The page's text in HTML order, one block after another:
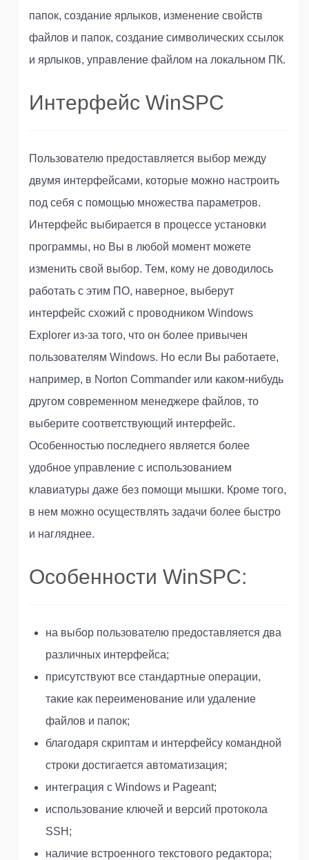
папок, создание ярлыков, изменение свойств
файлов и папок, создание символических ссылок
и ярлыков, управление файлом на локальном ПК.
Интерфейс WinSPC
Пользователю предоставляется выбор между
двумя интерфейсами, которые можно настроить
под себя с помощью множества параметров.
Интерфейс выбирается в процессе установки
программы, но Вы в любой момент можете
изменить свой выбор. Тем, кому не доводилось
работать с этим ПО, наверное, выберут
интерфейс схожий с проводником Windows
Explorer из-за того, что он более привычен
пользователям Windows. Но если Вы работаете,
например, в Norton Commander или каком-нибудь
другом современном менеджере файлов, то
выберите соответствующий интерфейс.
Особенностью последнего является более
удобное управление с использованием
клавиатуры даже без помощи мышки. Кроме того,
в нем можно осуществлять задачи более быстро
и нагляднее.
Особенности WinSPC:
на выбор пользователю предоставляется два
различных интерфейса;
присутствуют все стандартные операции,
такие как переименование или удаление
файлов и папок;
благодаря скриптам и интерфейсу командной
строки достигается автоматизация;
интеграция с Windows и Pageant;
использование ключей и версий протокола
SSH;
наличие встроенного текстового редактора;